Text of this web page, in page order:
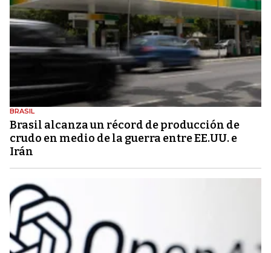
BRASIL
Brasil alcanza un récord de producción de
crudo en medio de la guerra entre EE.UU. e
Irán